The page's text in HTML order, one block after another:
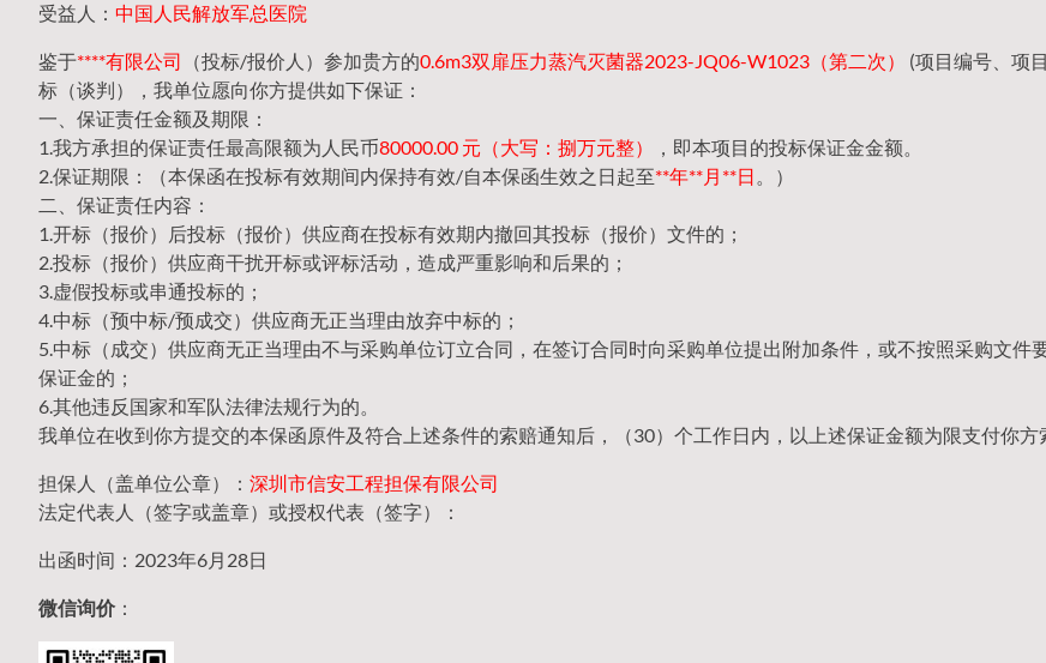
受益人： 中国人民解放军总医院
鉴于****有限公司 （投标/报价人）参加贵方的0.6m3双扉压力蒸汽灭菌器2023-JQ06-W1023（第二次）
(项目编号、项
标（谈判），我单位愿向你方提供如下保证：
一、保证责任金额及期限：
1.我方承担的保证责任最高限额为人民币80000.00 元（大写：捌万元整）
，即本项目的投标保证金金额。
2.保证期限：（本保函在投标有效期间内保持有效/自本保函生效之日起至**年**月**日 。）
二、保证责任内容：
1.开标（报价）后投标（报价）供应商在投标有效期内撤回其投标（报价）文件的；
2.投标（报价）供应商干扰开标或评标活动，造成严重影响和后果的；
3.虚假投标或串通投标的；
4.中标（预中标/预成交）供应商无正当理由放弃中标的；
5.中标（成交）供应商无正当理由不与采购单位订立合同，在签订合同时向采购单位提出附加条件，或不按照采购文件
保证金的；
6.其他违反国家和军队法律法规行为的。
我单位在收到你方提交的本保函原件及符合上述条件的索赔通知后，（30）个工作日内，以上述保证金额为限支付你方
担保人（盖单位公章）： 深圳市信安工程担保有限公司
法定代表人（签字或盖章）或授权代表（签字）：
出函时间：2023年6月28日
微信询价：